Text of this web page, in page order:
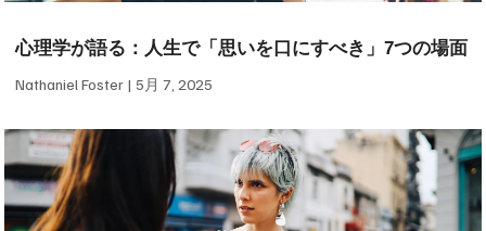
心理学が語る：人生で「思いを口にすべき」7つの場面
Nathaniel Foster 5月 7, 2025